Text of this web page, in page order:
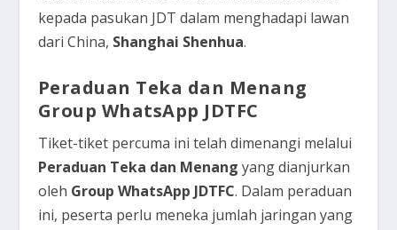
kepada pasukan JDT dalam menghadapi lawan
dari China, Shanghai Shenhua.
Peraduan Teka dan Menang
Group WhatsApp JDTFC
Tiket-tiket percuma ini telah dimenangi melalui
Peraduan Teka dan Menang yang dianjurkan
oleh Group WhatsApp JDTFC. Dalam peraduan
ini, peserta perlu meneka jumlah jaringan yang